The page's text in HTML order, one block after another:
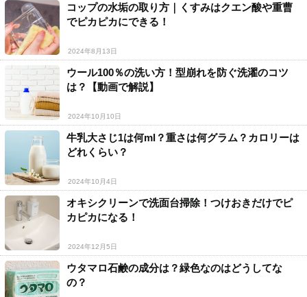
コップの水垢の取り方｜くすみはクエン酸や重曹
でピカピカにできる！
2024年8月13日
ウール100％の洗い方！型崩れを防ぐ洗濯のコツ
は？【動画で解説】
2024年10月10日
牛乳大さじ1は何ml？重さは何グラム？カロリーは
どれくらい？
2024年10月4日
オキシクリーンで洗面台掃除！つけおきだけでピ
カピカになる！
2024年12月5日
ウタマロ石鹸の成分は？緑色なのはどうしてな
の？